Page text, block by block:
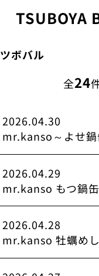
TSUBOYA
ツボバル
全24
2026.04.30
mr.kanso～よせ
2026.04.29
mr.kanso もつ鍋
2026.04.28
mr.kanso 牡蠣め